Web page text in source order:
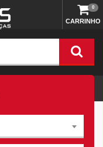
CARRINHO
0